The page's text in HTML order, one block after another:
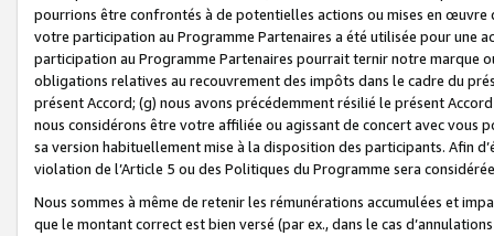
pourrions être confrontés à de potentielles actions ou mises en
votre participation au Programme Partenaires a été utilisée pour une
participation au Programme Partenaires pourrait ternir notre marque
obligations relatives au recouvrement des impôts dans le cadre du
présent Accord; (g) nous avons précédemment résilié le présent
nous considérons être votre affiliée ou agissant de concert avec vous
sa version habituellement mise à la disposition des participants. Afin
violation de l’Article 5 ou des Politiques du Programme sera
Nous sommes à même de retenir les rémunérations accumulées et
que le montant correct est bien versé (par ex., dans le cas